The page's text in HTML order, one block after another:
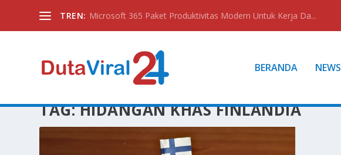
TREN: Microsoft 365 Paket Produktivitas Modern Untuk Kerja Da...
BERANDA NEWS
TAG:HIDANGAN KHAS FINLANDIA